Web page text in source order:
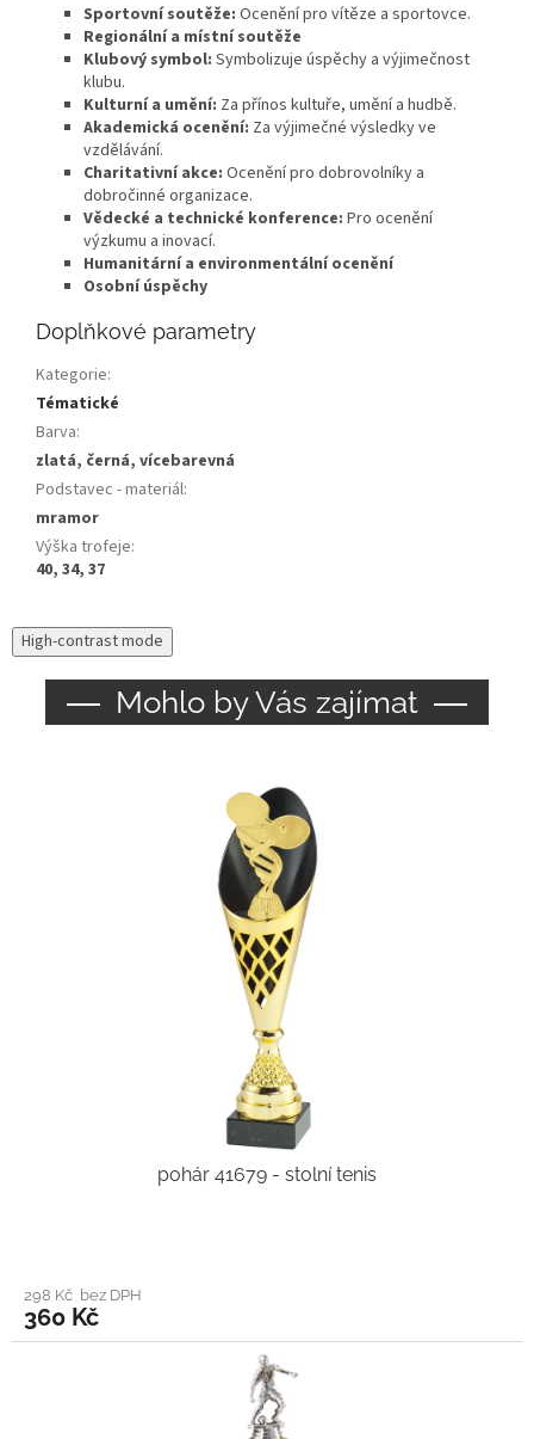
Sportovní soutěže: Ocenění pro vítěze a sportovce.
Regionální a místní soutěže
Klubový symbol: Symbolizuje úspěchy a výjimečnost
klubu.
Kulturní a umění: Za přínos kultuře, umění a hudbě.
Akademická ocenění: Za výjimečné výsledky ve
vzdělávání.
Charitativní akce: Ocenění pro dobrovolníky a
dobročinné organizace.
Vědecké a technické konference: Pro ocenění
výzkumu a inovací.
Humanitární a environmentální ocenění
Osobní úspěchy
Doplňkové parametry
Kategorie:
Tématické
Barva:
zlatá, černá, vícebarevná
Podstavec - materiál:
mramor
Výška trofeje:
40, 34, 37
High-contrast mode
Mohlo by Vás zajímat
pohár 41679 - stolní tenis
298 Kč bez DPH
360 Kč